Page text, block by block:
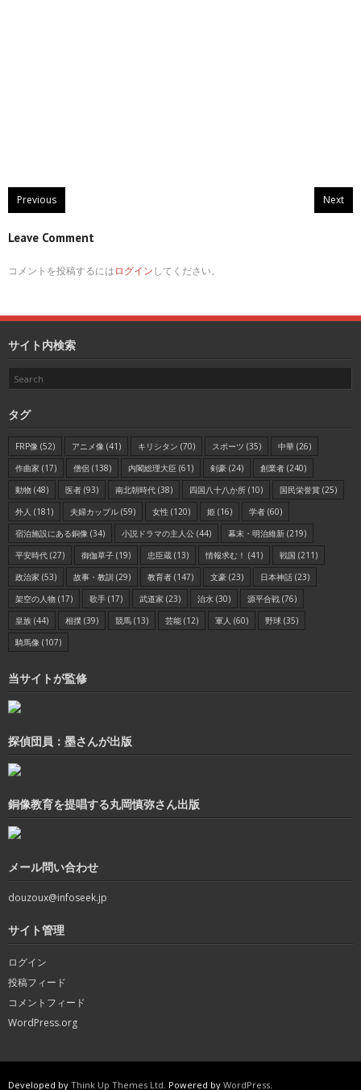
Previous Next
Leave Comment
コメントを投稿するにはログインしてください。
サイト内検索
タグ
FRP像 (52) アニメ像 (41) キリシタン (70) スポーツ (35) 中華 (26)
作曲家 (17) 僧侶 (138) 内閣総理大臣 (61) 剣豪 (24) 創業者 (240)
動物 (48) 医者 (93) 南北朝時代 (38) 四国八十八か所 (10) 国民栄誉賞 (25)
外人 (181) 夫婦カップル (59) 女性 (120) 姫 (16) 学者 (60)
宿泊施設にある銅像 (34) 小説ドラマの主人公 (44) 幕末・明治維新 (219)
平安時代 (27) 御伽草子 (19) 忠臣蔵 (13) 情報求む！ (41) 戦国 (211)
政治家 (53) 故事・教訓 (29) 教育者 (147) 文豪 (23) 日本神話 (23)
架空の人物 (17) 歌手 (17) 武道家 (23) 治水 (30) 源平合戦 (76)
皇族 (44) 相撲 (39) 競馬 (13) 芸能 (12) 軍人 (60) 野球 (35)
騎馬像 (107)
当サイトが監修
探偵団員：墨さんが出版
銅像教育を提唱する丸岡慎弥さん出版
メール問い合わせ
douzoux@infoseek.jp
サイト管理
ログイン
投稿フィード
コメントフィード
WordPress.org
Developed by Think Up Themes Ltd . Powered by WordPress